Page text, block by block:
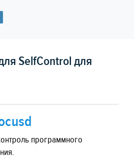
SelfControl для
программного